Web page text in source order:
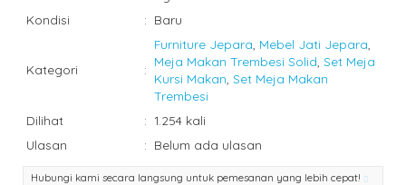
Kondisi
: Baru
Kategori :
Furniture Jepara Mebel Jati Jepara
Meja Makan Trembesi Solid Set Meja
Kursi Makan Set Meja Makan
Trembesi
Dilihat
: 1.254 kali
Ulasan
: Belum ada ulasan
Hubungi kami secara langsung untuk pemesanan yang lebih cepat!